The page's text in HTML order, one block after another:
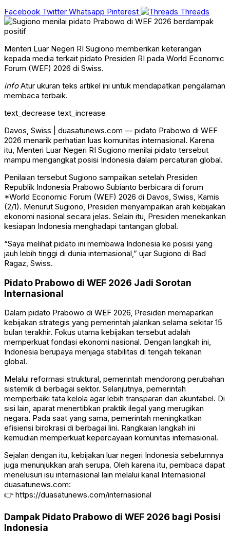
Facebook Twitter Whatsapp Pinterest Threads
Menteri Luar Negeri RI Sugiono memberikan keterangan
kepada media terkait pidato Presiden RI pada World Economic
Forum (WEF) 2026 di Swiss.
infoAtur ukuran teks artikel ini untuk mendapatkan pengalaman
membaca terbaik.
text_decrease text_increase
Davos, Swiss | duasatunews.com — pidato Prabowo di WEF
2026 menarik perhatian luas komunitas internasional. Karena
itu, Menteri Luar Negeri RI Sugiono menilai pidato tersebut
mampu mengangkat posisi Indonesia dalam percaturan global.
Penilaian tersebut Sugiono sampaikan setelah Presiden
Republik Indonesia Prabowo Subianto berbicara di forum
*World Economic Forum (WEF) 2026 di Davos, Swiss, Kamis
(2/1). Menurut Sugiono, Presiden menyampaikan arah kebijakan
ekonomi nasional secara jelas. Selain itu, Presiden menekankan
kesiapan Indonesia menghadapi tantangan global.
“Saya melihat pidato ini membawa Indonesia ke posisi yang
jauh lebih tinggi di dunia internasional,” ujar Sugiono di Bad
Ragaz, Swiss.
Pidato Prabowo di WEF 2026 Jadi Sorotan
Internasional
Dalam pidato Prabowo di WEF 2026, Presiden memaparkan
kebijakan strategis yang pemerintah jalankan selama sekitar 15
bulan terakhir. Fokus utama kebijakan tersebut adalah
memperkuat fondasi ekonomi nasional. Dengan langkah ini,
Indonesia berupaya menjaga stabilitas di tengah tekanan
global.
Melalui reformasi struktural, pemerintah mendorong perubahan
sistemik di berbagai sektor. Selanjutnya, pemerintah
memperbaiki tata kelola agar lebih transparan dan akuntabel. Di
sisi lain, aparat menertibkan praktik ilegal yang merugikan
negara. Pada saat yang sama, pemerintah meningkatkan
efisiensi birokrasi di berbagai lini. Rangkaian langkah ini
kemudian memperkuat kepercayaan komunitas internasional.
Sejalan dengan itu, kebijakan luar negeri Indonesia sebelumnya
juga menunjukkan arah serupa. Oleh karena itu, pembaca dapat
menelusuri isu internasional lain melalui kanal Internasional
duasatunews.com:
👉 https://duasatunews.com/internasional
Dampak Pidato Prabowo di WEF 2026 bagi Posisi
Indonesia